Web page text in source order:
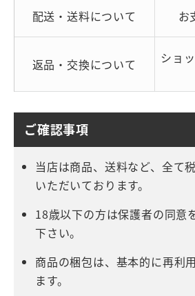
配送・送料について お
返品・交換について ショ
ご確認事項
当店は商品、送料など、全て
いただいております。
18歳以下の方は保護者の同意
下さい。
商品の梱包は、基本的に再利
ます。